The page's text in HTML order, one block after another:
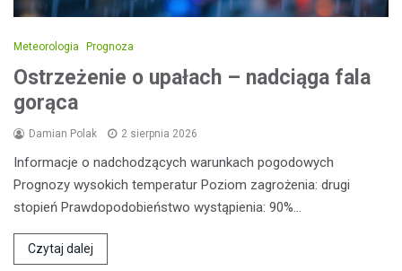
Meteorologia Prognoza
Ostrzeżenie o upałach – nadciąga fala
gorąca
Damian Polak 2 sierpnia 2026
Informacje o nadchodzących warunkach pogodowych
Prognozy wysokich temperatur Poziom zagrożenia: drugi
stopień Prawdopodobieństwo wystąpienia: 90%…
Czytaj dalej